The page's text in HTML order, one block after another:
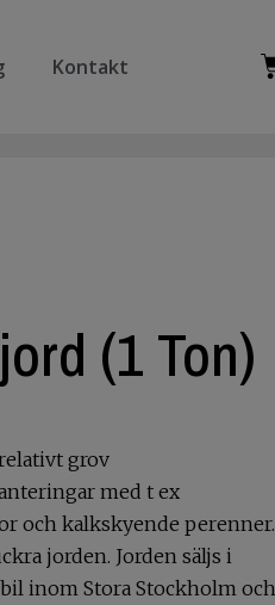
Kontakt
(1 Ton)
grov
med t ex
och kalkskyende perenner.
jorden. Jorden säljs i
inom Stora Stockholm och